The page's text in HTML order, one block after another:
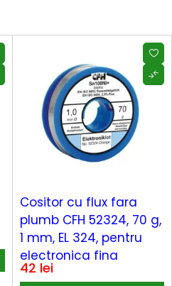
Cositor cu flux fara
plumb CFH 52324, 70 g,
1 mm, EL 324, pentru
electronica fina
42 lei